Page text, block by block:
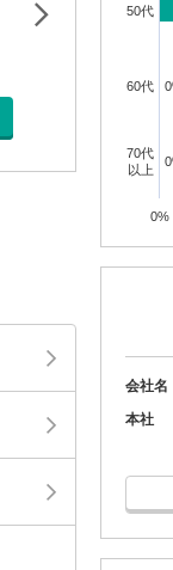
【オンライン講座】投
50代
60代
70代
以上
0%
会社名
本社